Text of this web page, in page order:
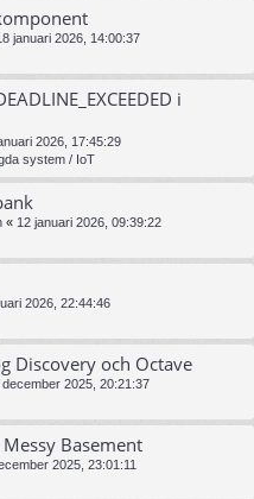
januari 2026, 14:00:37
i
2026, 17:45:29
system / IoT
« 12 januari 2026, 09:39:22
2026, 22:44:46
Discovery och Octave
december 2025, 20:21:37
Basement
2025, 23:01:11